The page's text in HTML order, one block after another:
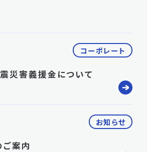
コーポレート
災害義援金について
お知らせ
案内